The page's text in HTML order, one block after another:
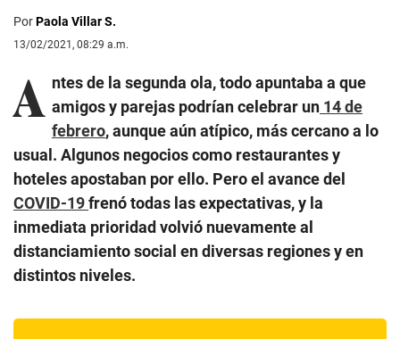
PorPaola Villar S.
13/02/2021, 08:29 a.m.
A ntes de la segunda ola, todo apuntaba a que
amigos y parejas podrían celebrar un 14 de
febrero, aunque aún atípico, más cercano a lo
usual. Algunos negocios como restaurantes y
hoteles apostaban por ello. Pero el avance del
COVID-19frenó todas las expectativas, y la
inmediata prioridad volvió nuevamente al
distanciamiento social en diversas regiones y en
distintos niveles.